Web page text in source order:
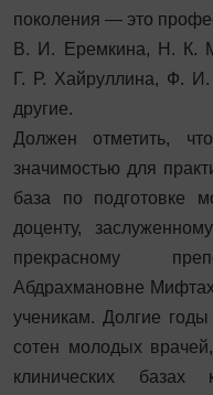
поколения — это
В. И. Еремкина, Н. К.
Г. Р. Хайруллина, Ф.
другие.
Должен отметить,
значимостью для
база по подготовке
доценту,
прекрасному
Абдрахмановне
ученикам. Долгие
сотен молодых
клинических